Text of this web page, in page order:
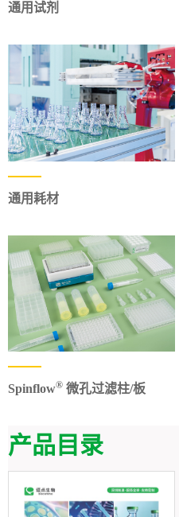
通用试剂
通用耗材
Spinflow® 微孔过滤柱/板
产品目录